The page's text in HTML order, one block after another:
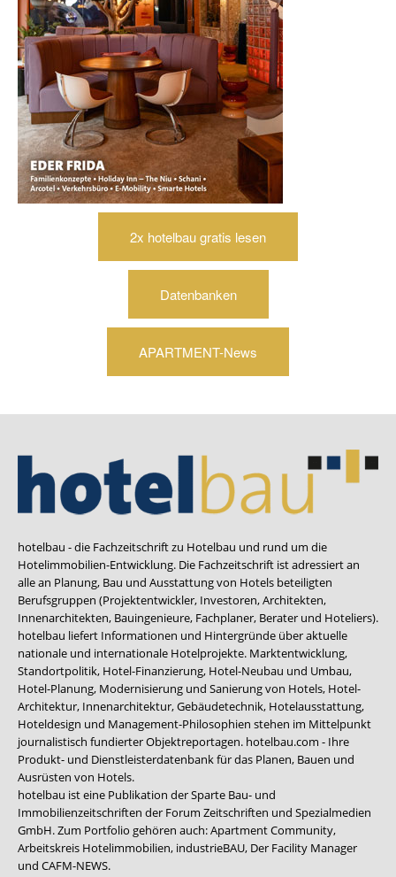
2x hotelbau gratis lesen
Datenbanken
APARTMENT-News
hotelbau - die Fachzeitschrift zu Hotelbau und rund um die
Hotelimmobilien-Entwicklung. Die Fachzeitschrift ist adressiert an
alle an Planung, Bau und Ausstattung von Hotels beteiligten
Berufsgruppen (Projektentwickler, Investoren, Architekten,
Innenarchitekten, Bauingenieure, Fachplaner, Berater und Hoteliers).
hotelbau liefert Informationen und Hintergründe über aktuelle
nationale und internationale Hotelprojekte. Marktentwicklung,
Standortpolitik, Hotel-Finanzierung, Hotel-Neubau und Umbau,
Hotel-Planung, Modernisierung und Sanierung von Hotels, Hotel-
Architektur, Innenarchitektur, Gebäudetechnik, Hotelausstattung,
Hoteldesign und Management-Philosophien stehen im Mittelpunkt
journalistisch fundierter Objektreportagen. hotelbau.com - Ihre
Produkt- und Dienstleisterdatenbank für das Planen, Bauen und
Ausrüsten von Hotels.
hotelbau ist eine Publikation der Sparte Bau- und
Immobilienzeitschriften der Forum Zeitschriften und Spezialmedien
GmbH. Zum Portfolio gehören auch:Apartment Community,
Arbeitskreis Hotelimmobilien, industrieBAU, Der Facility Manager
und CAFM-NEWS.